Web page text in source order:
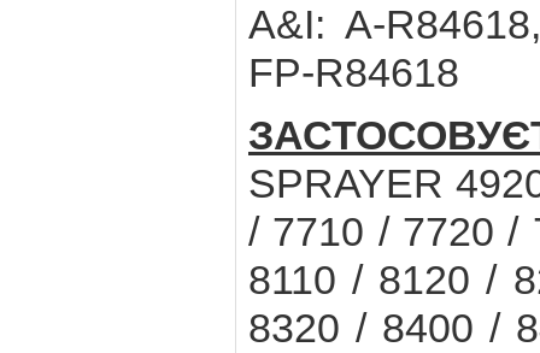
A&I: A-
FP-R84618
SPRAYER
/ 7710 / 7720 /
8110 / 8120 /
8320 / 8400 /